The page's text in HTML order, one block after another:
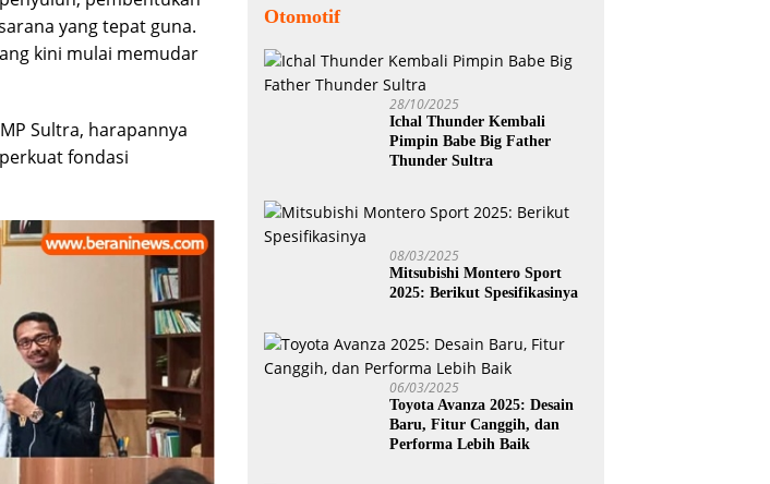
yang tepat guna.
kini mulai memudar
Sultra, harapannya
fondasi
Otomotif
28/10/2025
Ichal Thunder Kembali
Pimpin Babe Big Father
Thunder Sultra
08/03/2025
Mitsubishi Montero Sport
2025: Berikut Spesifikasinya
06/03/2025
Toyota Avanza 2025: Desain
Baru, Fitur Canggih, dan
Performa Lebih Baik